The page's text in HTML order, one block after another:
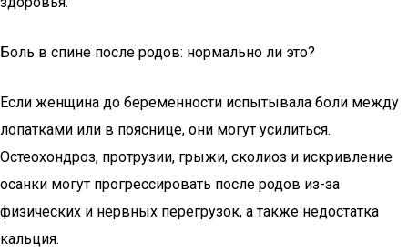
Боль в спине после родов: нормально ли это?
Если женщина до беременности испытывала боли между
лопатками или в пояснице, они могут усилиться.
Остеохондроз, протрузии, грыжи, сколиоз и искривление
осанки могут прогрессировать после родов из-за
физических и нервных перегрузок, а также недостатка
кальция.